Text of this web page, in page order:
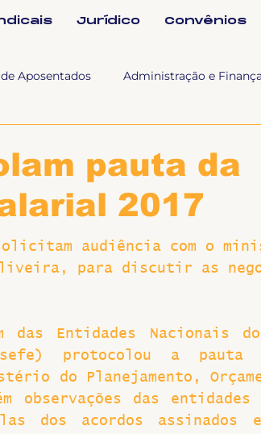
Jurídico Convênios
Aposentados Administração e
UFU
Formação e Relações Sindicais
Politicas Socias Antirracismo
News Suplentes Você Sabia
pauta da
2017
audiência com o
para discutir as
das Entidades Nacionais
protocolou a pauta
do Planejamento,
observações das
dos acordos assinados